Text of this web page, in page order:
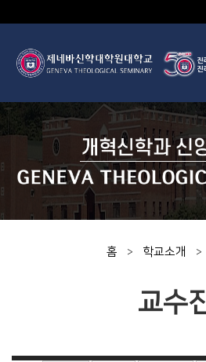
홈 > 학교소개 >
교수